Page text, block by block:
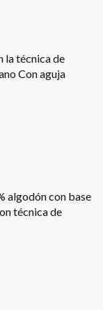
la técnica de
Con aguja
algodón con base
técnica de